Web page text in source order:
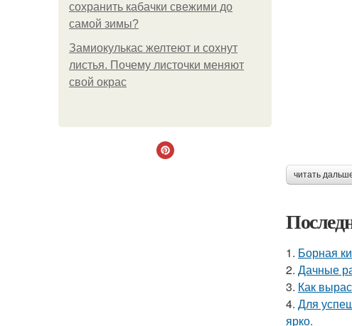
сохранить кабачки свежими до
самой зимы?
Замиокулькас желтеют и сохнут
листья. Почему листочки меняют
свой окрас
читать
1. Борная
2. Дачные
3. Как
4. Для
ярко.